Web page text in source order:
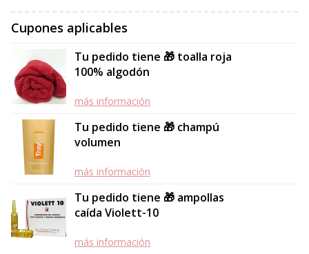
Cupones aplicables
Tu pedido tiene 🎁 toalla roja
100% algodón
más información
Tu pedido tiene 🎁 champú
volumen
más información
Tu pedido tiene 🎁 ampollas
caída Violett-10
más información